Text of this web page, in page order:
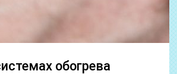
обогрева